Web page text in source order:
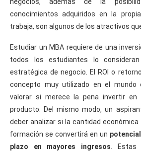
conocimientos adquiridos en la
trabaja, son algunos de los atractivos
Estudiar un MBA requiere de una
todos los estudiantes lo
estratégica de negocio. El ROI o
concepto muy utilizado en el mundo
valorar si merece la pena invertir en
producto. Del mismo modo, un
deber analizar si la cantidad
formación se convertirá en un
plazo en mayores ingresos .